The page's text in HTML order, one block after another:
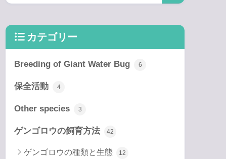
カテゴリー
Breeding of Giant Water Bug 6
保全活動 4
Other species 3
ゲンゴロウの飼育方法 42
ゲンゴロウの種類と生態 12